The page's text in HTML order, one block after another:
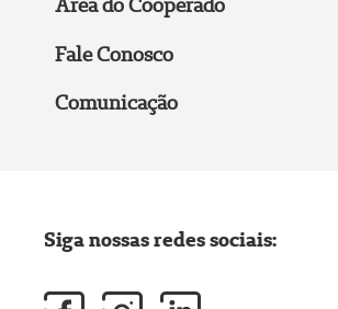
Fale Conosco
Comunicação
Siga nossas redes sociais: